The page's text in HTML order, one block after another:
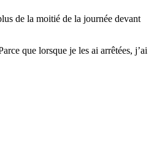
de la moitié de la journée devant
que lorsque je les ai arrêtées, j’ai